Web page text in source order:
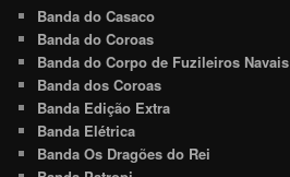
Banda do Casaco
Banda do Coroas
Banda do Corpo de Fuzileiros Navais
Banda dos Coroas
Banda Edição Extra
Banda Elétrica
Banda Os Dragões do Rei